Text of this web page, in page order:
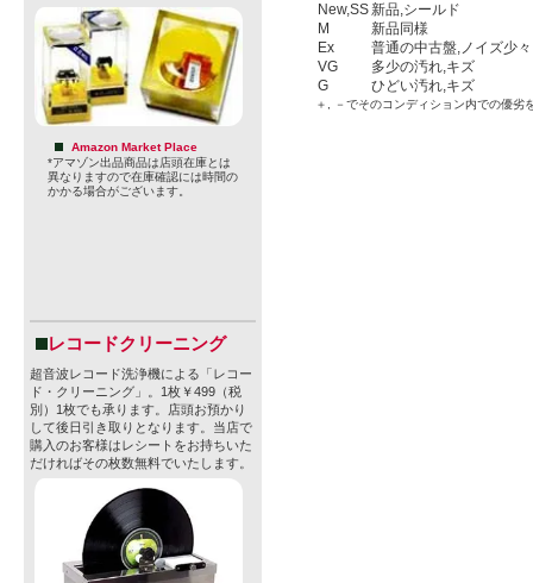
Amazon Market Place
*アマゾン出品商品は店頭在庫とは
異なりますので在庫確認には時間の
かかる場合がございます。
レコードクリーニング
超音波レコード洗浄機による「レコー
ド・クリーニング」。1枚￥499（税
別）1枚でも承ります。店頭お預かり
して後日引き取りとなります。当店で
購入のお客様はレシートをお持ちいた
だければその枚数無料でいたします。
New,SS新品,シールド
M
新品同様
Ex
普通の中古盤,ノイズ少々
VG
多少の汚れ,キズ
G
ひどい汚れ,キズ
＋, －でそのコンディション内での優劣